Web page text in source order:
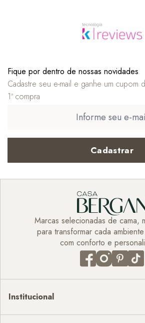
Fique por dentro de nossas novidades
Cadastre seu e-mail e ganhe um cupom
1ª compra
Cadastrar
Marcas selecionadas de cama,
para transformar cada
com conforto e
Institucional